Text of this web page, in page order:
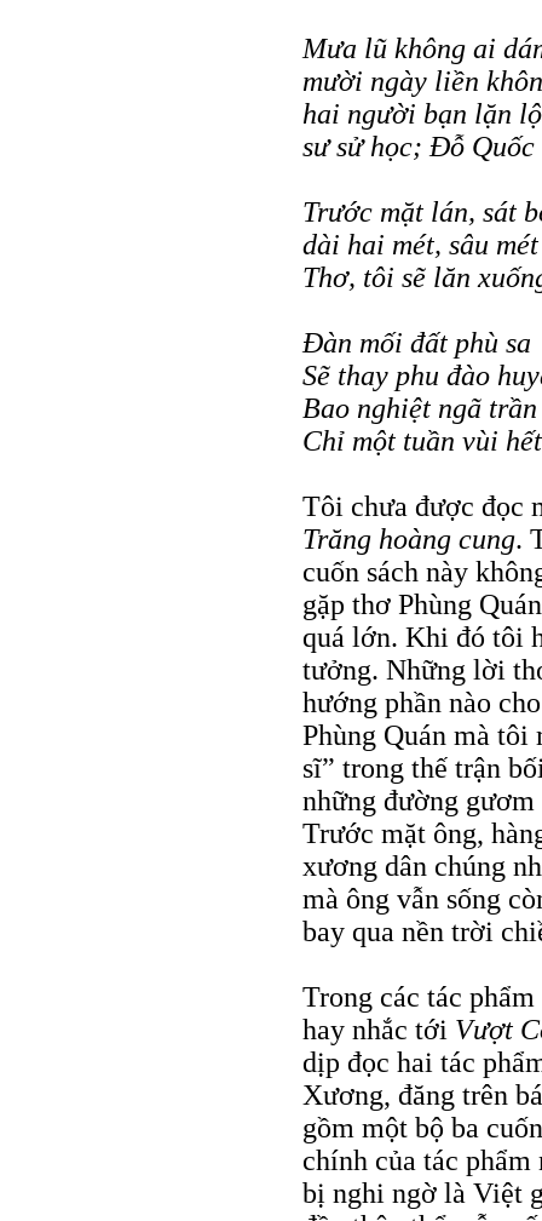
Mưa lũ không ai
mười ngày liền
hai người bạn lặn
sư sử học; Đỗ
Trước mặt lán, sát
dài hai mét, sâu
Thơ, tôi sẽ lăn
Đàn mối đất phù sa
Sẽ thay phu đào
Bao nghiệt ngã
Chỉ một tuần vùi
Tôi chưa được đọc
Trăng hoàng cung.
cuốn sách này
gặp thơ Phùng
quá lớn. Khi đó tôi
tưởng. Những lời
hướng phần nào
Phùng Quán mà tôi
sĩ” trong thế trận
những đường
Trước mặt ông,
xương dân chúng
mà ông vẫn sống
bay qua nền trời
Trong các tác
hay nhắc tới Vượt
dịp đọc hai tác
Xương, đăng trên
gồm một bộ ba
chính của tác
bị nghi ngờ là Việt